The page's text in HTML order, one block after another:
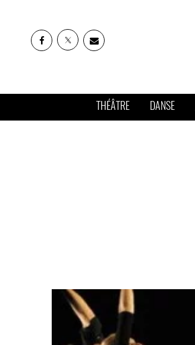
THÉÂTRE DANSE